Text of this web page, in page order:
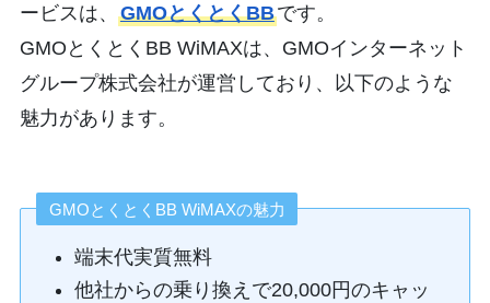
ービスは、 GMOとくとくBBです。
GMOとくとくBB WiMAXは、GMOインターネット
グループ株式会社が運営しており、以下のような
魅力があります。
GMOとくとくBB WiMAXの魅力
端末代実質無料
他社からの乗り換えで20,000円のキャッ